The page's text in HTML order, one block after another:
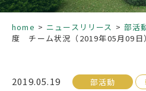
部活動
受検生の方へ
home ニュースリリース 部活
度 チーム状況（2019年05月09日）
2019.05.19 部活動